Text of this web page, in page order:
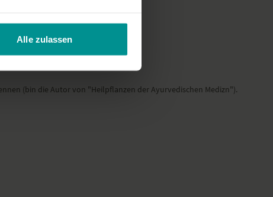
Alle zulassen
(bin die Autor von "Heilpflanzen der Ayurvedischen Medizn").